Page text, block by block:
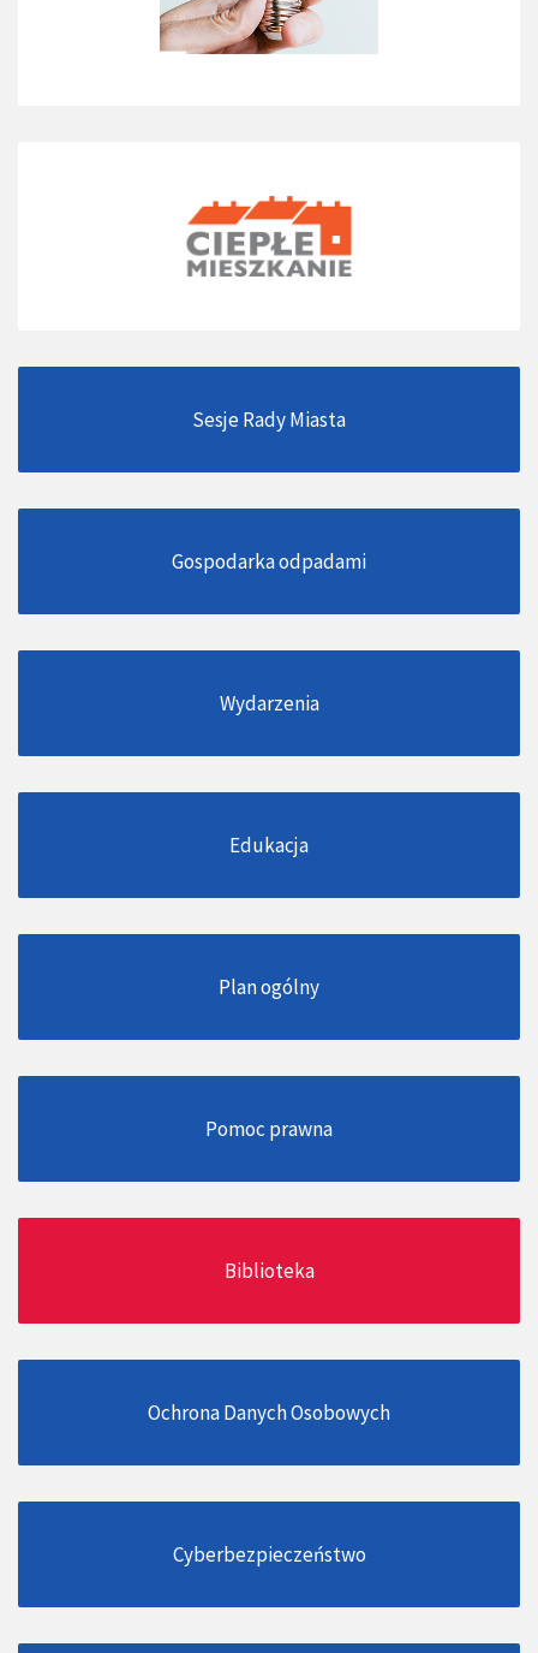
Sesje Rady Miasta
Gospodarka odpadami
Wydarzenia
Edukacja
Plan ogólny
Pomoc prawna
Biblioteka
Ochrona Danych Osobowych
Cyberbezpieczeństwo